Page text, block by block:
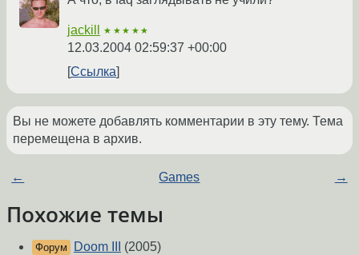
jackill ★★★★★
12.03.2004 02:59:37 +00:00
Ссылка
Вы не можете добавлять комментарии в эту тему. Тема
перемещена в архив.
← Games →
Похожие темы
Форум Doom III (2005)